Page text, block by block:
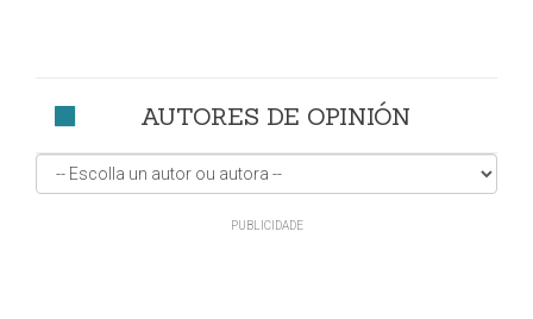
AUTORES DE OPINIÓN